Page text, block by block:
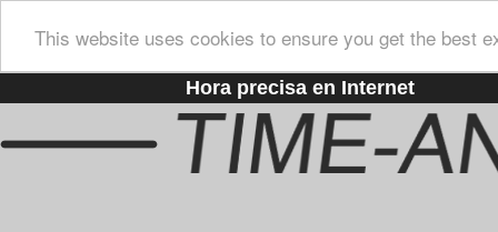
This website uses cookies to ensure you get the best
Hora precisa en Internet